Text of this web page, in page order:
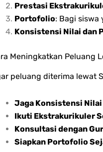
Prestasi
Portofolio: Bagi
Konsistensi Nilai dan
Meningkatkan Peluang
peluang diterima lewat
Jaga Konsistensi Nilai
Ikuti Ekstrakurikuler
Konsultasi dengan
Siapkan Portofolio